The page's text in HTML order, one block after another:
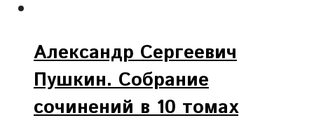
Александр Сергеевич
Пушкин. Собрание
сочинений в 10 томах